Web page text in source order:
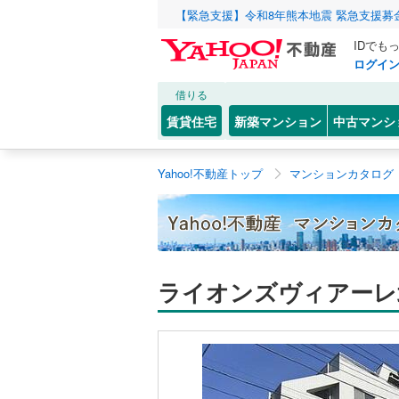
【緊急支援】令和8年熊本地震 緊急支援
IDでも
ログイン
借りる
賃貸住宅 新築マンション 中古マンシ
Yahoo!不動産トップ マンションカタログ
ライオンズヴィアー